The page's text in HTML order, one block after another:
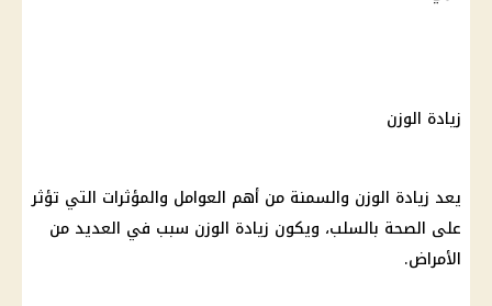
زيادة الوزن
يعد زيادة الوزن والسمنة من أهم العوامل والمؤثرات التي تؤثر
على الصحة بالسلب، ويكون زيادة الوزن سبب في العديد من
الأمراض.